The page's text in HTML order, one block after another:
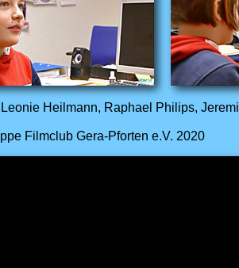
Heilmann, Raphael Philips,
Filmclub Gera-Pforten e.V. 2020